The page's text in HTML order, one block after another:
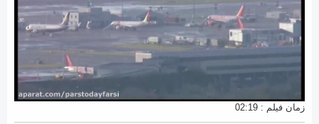
زمان فیلم : 02:19